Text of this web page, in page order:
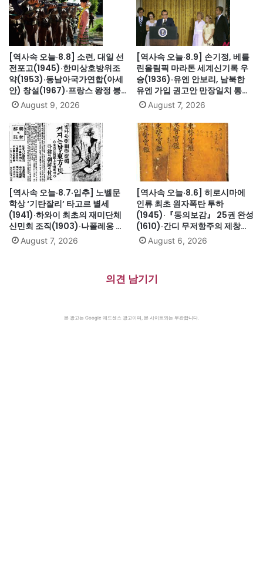
[역사속 오늘·8.8] 소련, 대일 선
전포고(1945)·한미상호방위조
약(1953)·동남아국가연합(아세
안) 창설(1967)·프랑스 왕정 붕
괴·루이 16세 폐위(1792)·무용가
최승희 별세(1969)·김대중 도쿄
납치사건(1973)
August 9, 2026
[역사속 오늘·8.9] 손기정, 베를
린올림픽 마라톤 세계신기록 우
승(1936)·유엔 안보리, 남북한
유엔 가입 권고안 만장일치 통과
(1991)·싱가포르, 말레이시아에
서 분리 독립(1965)·닉슨, 워터
게이트로 사상 첫 대통령 사임
(1974)
August 7, 2026
[역사속 오늘·8.7·입추] 노벨문
학상 ‘기탄잘리’ 타고르 별세
(1941)·하와이 최초의 재미단체
신민회 조직(1903)·나폴레옹 세
인트헬레나섬 유배(1815)·英 해
군, 스페인 무적함대 격파
트리스트에서 한국 제외(2019)
August 7, 2026
[역사속 오늘·8.6] 히로시마에
인류 최초 원자폭탄 투하
(1945)·『동의보감』 25권 완성
(1610)·간디 무저항주의 제창
(1931)·대전엑스포 개막(1993)·
자메이카, 영국에서 독립(1962)
August 6, 2026
의견 남기기
본 광고는 Google 애드센스 광고이며, 본 사이트와는 무관합니다.